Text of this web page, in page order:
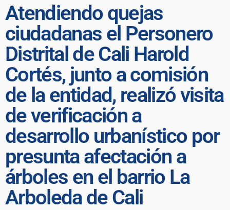
Atendiendo quejas
ciudadanas el Personero
Distrital de Cali Harold
Cortés, junto a comisión
de la entidad, realizó visita
de verificación a
desarrollo urbanístico por
presunta afectación a
árboles en el barrio La
Arboleda de Cali